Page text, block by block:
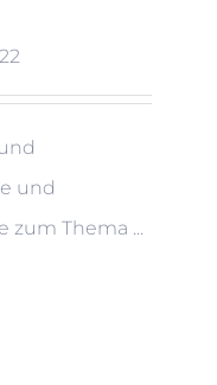
und
zum Thema ...